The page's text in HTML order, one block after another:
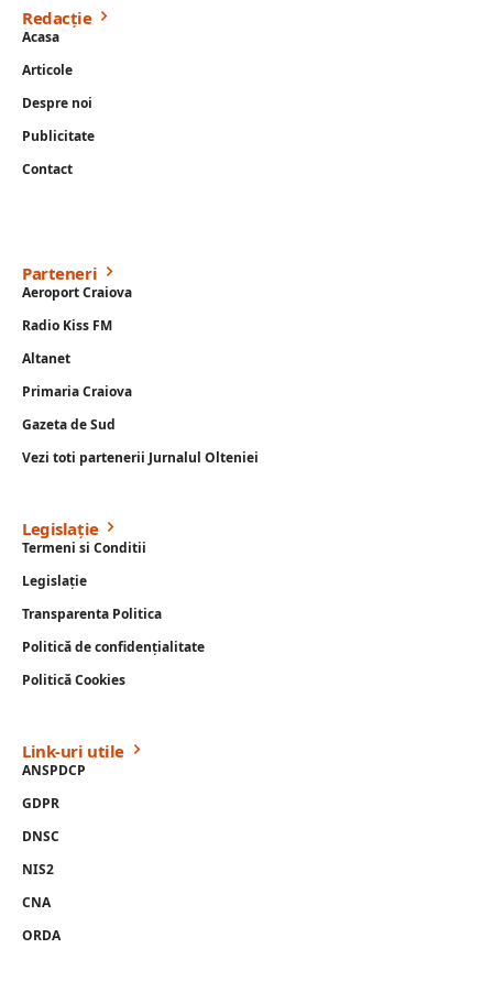
Redacție
Acasa
Articole
Despre noi
Publicitate
Contact
Parteneri
Aeroport Craiova
Radio Kiss FM
Altanet
Primaria Craiova
Gazeta de Sud
Vezi toti partenerii Jurnalul Olteniei
Legislație
Termeni si Conditii
Legislație
Transparenta Politica
Politică de confidențialitate
Politică Cookies
Link-uri utile
ANSPDCP
GDPR
DNSC
NIS2
CNA
ORDA